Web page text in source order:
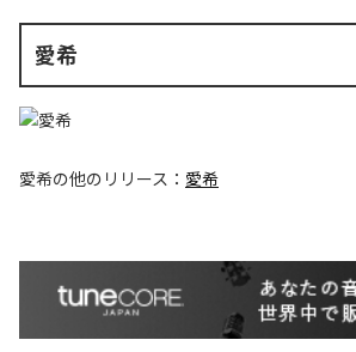
愛希
愛希の他のリリース： 愛希